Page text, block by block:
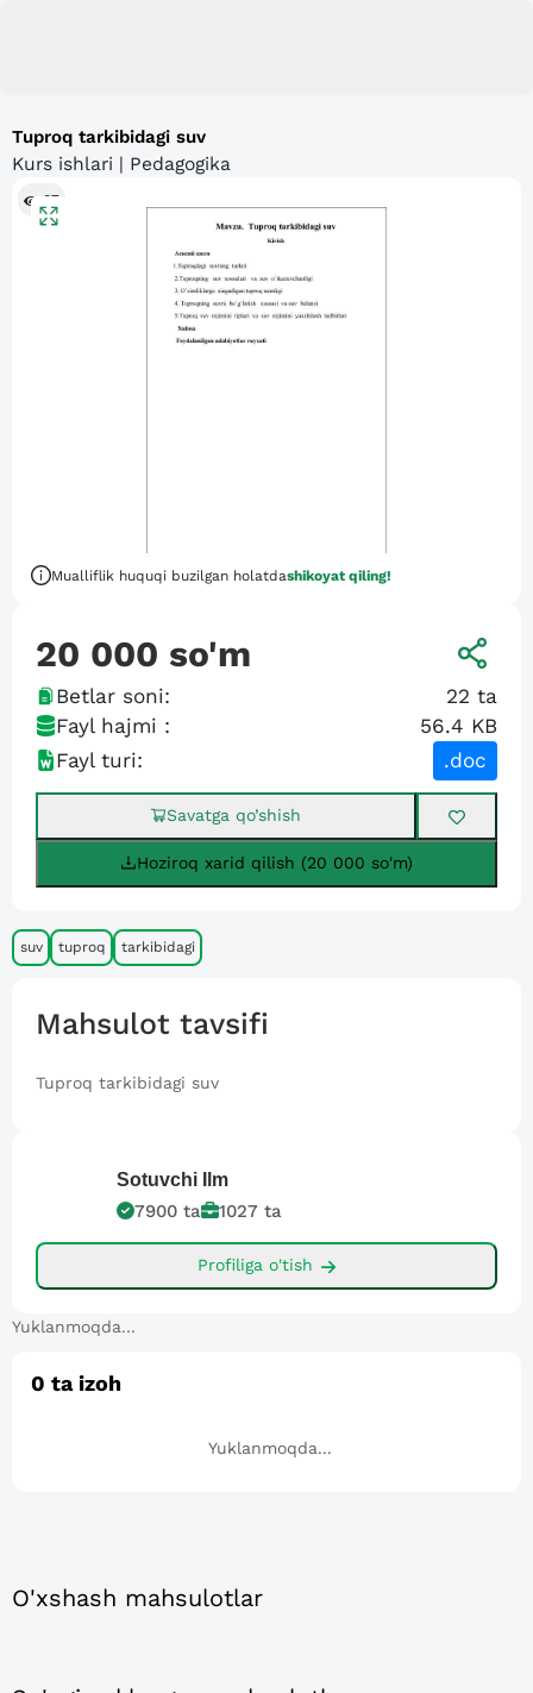
Tuproq tarkibidagi suv
Kurs ishlari | Pedagogika
87
Mualliflik huquqi buzilgan holatdashikoyat qiling!
20 000 so'm
Betlar soni: 22 ta
Fayl hajmi :
56.4 KB
Fayl turi:
.doc
Savatga qo’shish
Hoziroq xarid qilish (20 000 so'm)
suv tuproq tarkibidagi
Mahsulot tavsifi
Tuproq tarkibidagi suv
Sotuvchi Ilm
7900 ta 1027 ta
Profiliga o'tish
Yuklanmoqda...
0 ta izoh
Yuklanmoqda...
O'xshash mahsulotlar